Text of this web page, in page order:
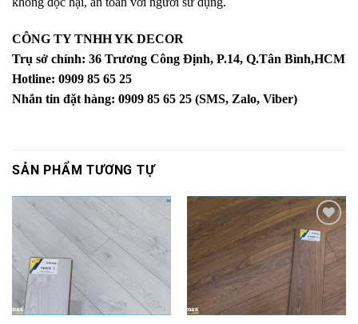
CÔNG TY TNHH YK DECOR
Trụ sở chính: 36 Trương Công Định, P.14, Q.Tân Bình,HCM
Hotline: 0909 85 65 25
Nhắn tin đặt hàng: 0909 85 65 25 (SMS, Zalo, Viber)
SẢN PHẨM TƯƠNG TỰ
Yêu
thích
Yêu
thích